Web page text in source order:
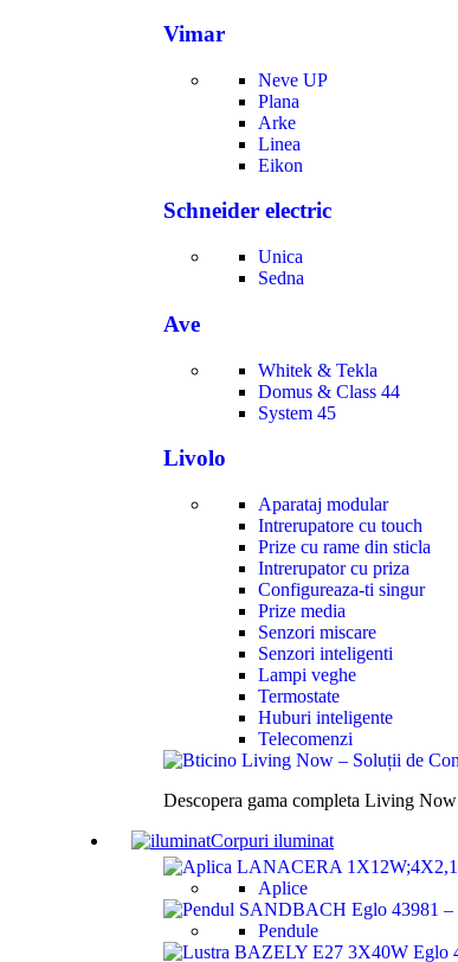
Vimar
Neve UP
Plana
Arke
Linea
Eikon
Schneider electric
Unica
Sedna
Ave
Whitek & Tekla
Domus & Class 44
System 45
Livolo
Aparataj modular
Intrerupatore cu touch
Prize cu rame din sticla
Intrerupator cu priza
Configureaza-ti singur
Prize media
Senzori miscare
Senzori inteligenti
Lampi veghe
Termostate
Huburi inteligente
Telecomenzi
Descopera gama completa Living Now
Corpuri iluminat
Aplice
Pendule